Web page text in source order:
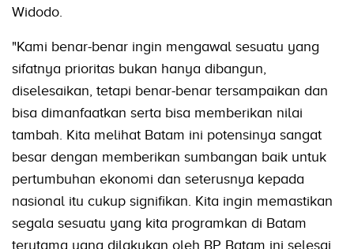
Widodo.
"Kami benar-benar ingin mengawal sesuatu yang
sifatnya prioritas bukan hanya dibangun,
diselesaikan, tetapi benar-benar tersampaikan dan
bisa dimanfaatkan serta bisa memberikan nilai
tambah. Kita melihat Batam ini potensinya sangat
besar dengan memberikan sumbangan baik untuk
pertumbuhan ekonomi dan seterusnya kepada
nasional itu cukup signifikan. Kita ingin memastikan
segala sesuatu yang kita programkan di Batam
terutama yang dilakukan oleh BP Batam ini selesai